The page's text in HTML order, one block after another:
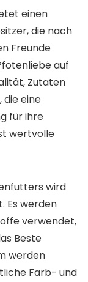
einen
die nach
Freunde
auf
Zutaten
die eine
für ihre
wertvolle
wird
Es werden
verwendet,
Beste
werden
Farb- und